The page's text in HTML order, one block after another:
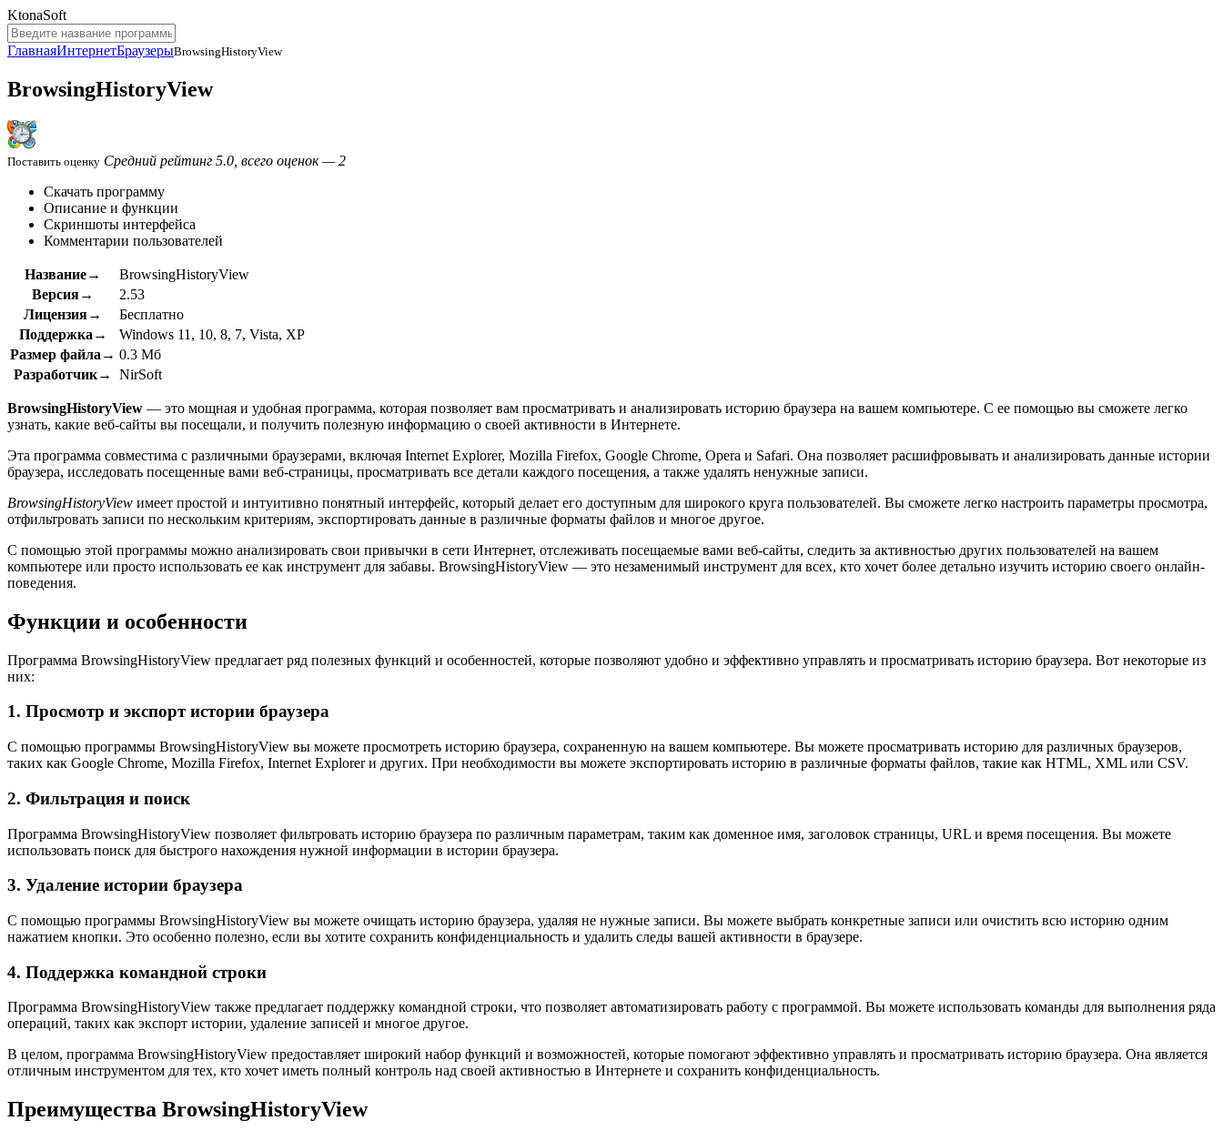
KtonaSoft
ГлавнаяИнтернетБраузерыBrowsingHistoryView
BrowsingHistoryView
Поставить оценку Средний рейтинг 5.0, всего оценок — 2
Скачать программу
Описание и функции
Скриншоты интерфейса
Комментарии пользователей
Название→
BrowsingHistoryView
Версия→
2.53
Лицензия→
Бесплатно
Поддержка→
Windows 11, 10, 8, 7, Vista, XP
Размер файла→ 0.3 Мб
Разработчик→
NirSoft
BrowsingHistoryView — это мощная и удобная программа, которая позволяет вам просматривать и анализировать историю браузера на вашем компьютере. С ее помощью вы сможете легко
узнать, какие веб-сайты вы посещали, и получить полезную информацию о своей активности в Интернете.
Эта программа совместима с различными браузерами, включая Internet Explorer, Mozilla Firefox, Google Chrome, Opera и Safari. Она позволяет расшифровывать и анализировать данные истории
браузера, исследовать посещенные вами веб-страницы, просматривать все детали каждого посещения, а также удалять ненужные записи.
BrowsingHistoryView имеет простой и интуитивно понятный интерфейс, который делает его доступным для широкого круга пользователей. Вы сможете легко настроить параметры просмотра,
отфильтровать записи по нескольким критериям, экспортировать данные в различные форматы файлов и многое другое.
С помощью этой программы можно анализировать свои привычки в сети Интернет, отслеживать посещаемые вами веб-сайты, следить за активностью других пользователей на вашем
компьютере или просто использовать ее как инструмент для забавы. BrowsingHistoryView — это незаменимый инструмент для всех, кто хочет более детально изучить историю своего онлайн-
поведения.
Функции и особенности
Программа BrowsingHistoryView предлагает ряд полезных функций и особенностей, которые позволяют удобно и эффективно управлять и просматривать историю браузера. Вот некоторые из
них:
1. Просмотр и экспорт истории браузера
С помощью программы BrowsingHistoryView вы можете просмотреть историю браузера, сохраненную на вашем компьютере. Вы можете просматривать историю для различных браузеров,
таких как Google Chrome, Mozilla Firefox, Internet Explorer и других. При необходимости вы можете экспортировать историю в различные форматы файлов, такие как HTML, XML или CSV.
2. Фильтрация и поиск
Программа BrowsingHistoryView позволяет фильтровать историю браузера по различным параметрам, таким как доменное имя, заголовок страницы, URL и время посещения. Вы можете
использовать поиск для быстрого нахождения нужной информации в истории браузера.
3. Удаление истории браузера
С помощью программы BrowsingHistoryView вы можете очищать историю браузера, удаляя не нужные записи. Вы можете выбрать конкретные записи или очистить всю историю одним
нажатием кнопки. Это особенно полезно, если вы хотите сохранить конфиденциальность и удалить следы вашей активности в браузере.
4. Поддержка командной строки
Программа BrowsingHistoryView также предлагает поддержку командной строки, что позволяет автоматизировать работу с программой. Вы можете использовать команды для выполнения ряда
операций, таких как экспорт истории, удаление записей и многое другое.
В целом, программа BrowsingHistoryView предоставляет широкий набор функций и возможностей, которые помогают эффективно управлять и просматривать историю браузера. Она является
отличным инструментом для тех, кто хочет иметь полный контроль над своей активностью в Интернете и сохранить конфиденциальность.
Преимущества BrowsingHistoryView